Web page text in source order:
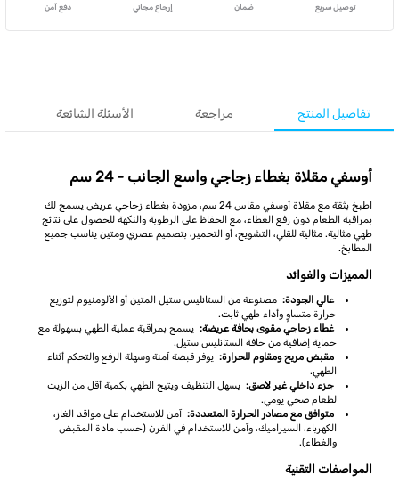
توصيل سريع ضمان إرجاع مجاني دفع آمن
تفاصيل المنتج مراجعة الأسئلة الشائعة
أوسفي مقلاة بغطاء زجاجي واسع الجانب - 24 سم
اطبخ بثقة مع مقلاة أوسفي مقاس 24 سم، مزودة بغطاء زجاجي عريض يسمح لك
بمراقبة الطعام دون رفع الغطاء، مع الحفاظ على الرطوبة والنكهة للحصول على نتائج
طهي مثالية. مثالية للقلي، التشويح، أو التحمير، بتصميم عصري ومتين يناسب جميع
المطابخ.
المميزات والفوائد
عالي الجودة: مصنوعة من الستانليس ستيل المتين أو الألومنيوم لتوزيع
حرارة متساوٍ وأداء طهي ثابت.
غطاء زجاجي مقوى بحافة عريضة: يسمح بمراقبة عملية الطهي بسهولة مع
حماية إضافية من حافة الستانليس ستيل.
مقبض مريح ومقاوم للحرارة: يوفر قبضة آمنة وسهلة الرفع والتحكم أثناء
الطهي.
جزء داخلي غير لاصق: يسهل التنظيف ويتيح الطهي بكمية أقل من الزيت
لطعام صحي يومي.
متوافق مع مصادر الحرارة المتعددة: آمن للاستخدام على مواقد الغاز،
الكهرباء، السيراميك، وآمن للاستخدام في الفرن (حسب مادة المقبض
والغطاء).
المواصفات التقنية